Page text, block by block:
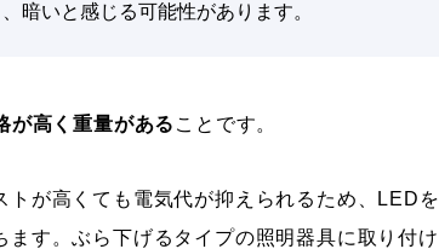
暗いと感じる可能性があります。
が高く重量がある ことです。
トが高くても電気代が抑えられるため、LEDを
す。ぶら下げるタイプの照明器具に取り付け